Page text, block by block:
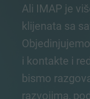
Ali IMAP je
klijenata sa
i kontakte i
bismo
razvojima,